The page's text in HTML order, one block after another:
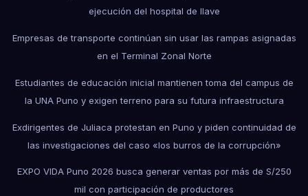
ejecución del hospital de Ilave
Empresas de transporte continúan sin usar las rampas asignadas
en el Terminal Zonal Norte
Estudiantes de educación inicial mantienen toma del campus de
la UNA Puno y exigen terreno para su futura infraestructura
Exdirigentes de Juliaca protestan en Puno y piden continuidad de
las investigaciones del caso «los burros de la corrupción»
EXPO VIDA Puno 2026 busca generar ventas por más de S/250
mil con participación de productores